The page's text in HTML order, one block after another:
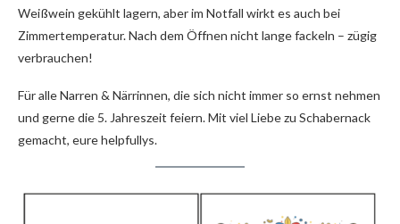
Weißwein gekühlt lagern, aber im Notfall wirkt es auch bei
Zimmertemperatur. Nach dem Öffnen nicht lange fackeln – zügig
verbrauchen!
Für alle Narren & Närrinnen, die sich nicht immer so ernst nehmen
und gerne die 5. Jahreszeit feiern. Mit viel Liebe zu Schabernack
gemacht, eure helpfullys.